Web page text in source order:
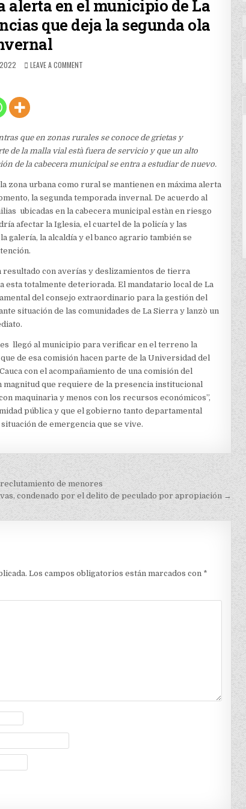
alerta en el municipio de La
que deja la segunda ola
2022 LEAVE A COMMENT
EL
MUNICIPIO
DE
LA
POR
LAS
CONSECUENCIAS
DEJA
LA
INVERNAL
que en zonas rurales se conoce de grietas y
de la malla vial està fuera de servicio y que un alto
de la cabecera municipal se entra a estudiar de nuevo.
zona urbana como rural se mantienen en máxima alerta
la segunda temporada invernal. De acuerdo al
ubicadas en la cabecera municipal estàn en riesgo
afectar la Iglesia, el cuartel de la policía y las
galería, la alcaldía y el banco agrario también se
con averías y deslizamientos de tierra
totalmente deteriorada. El mandatario local de La
del consejo extraordinario para la gestión del
situación de las comunidades de La Sierra y lanzò un
llegó al municipio para verificar en el terreno la
de esa comisión hacen parte de la Universidad del
con el acompañamiento de una comisión del
magnitud que requiere de la presencia institucional
maquinarìa y menos con los recursos económicos”,
pública y que el gobierno tanto departamental
de emergencia que se vive.
de menores
condenado por el delito de peculado por apropiación →
Los campos obligatorios están marcados con *